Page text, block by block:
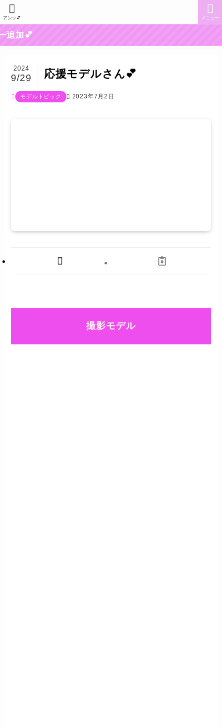
アンッ💕 メニュー
💕
応援モデルさん💕
2024
9/29
モデルトピック 2023年7月2日
撮影モデル